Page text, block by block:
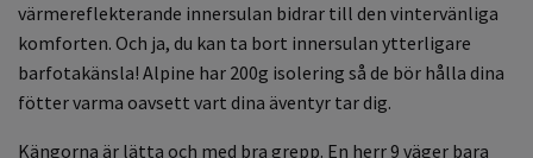
värmereflekterande innersulan bidrar till den vintervänliga
komforten. Och ja, du kan ta bort innersulan ytterligare
barfotakänsla! Alpine har 200g isolering så de bör hålla dina
fötter varma oavsett vart dina äventyr tar dig.
Kängorna är lätta och med bra grepp. En herr 9 väger bara